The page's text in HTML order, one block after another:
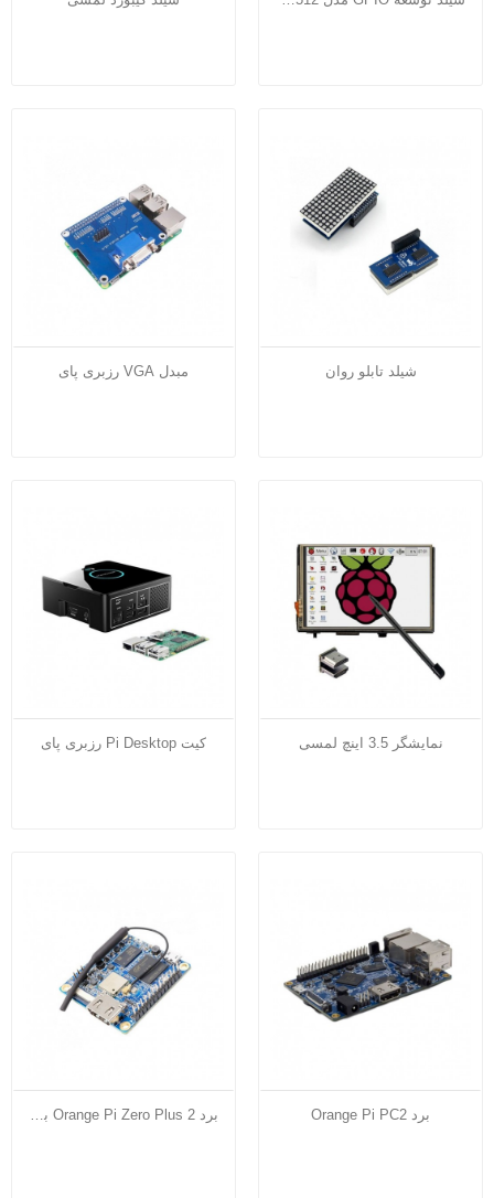
شیلد تابلو روان مبدل VGA رزبری پای
نمایشگر 3.5 اینچ لمسی کیت Pi Desktop رزبری پای
برد Orange Pi PC2 برد Orange Pi Zero Plus 2 به همراه برد...